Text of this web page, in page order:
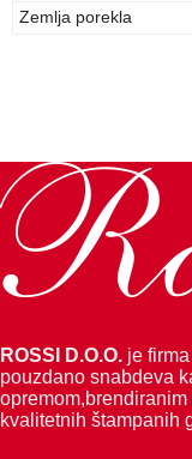
Zemlja porekla
ROSSI D.O.O. je
pouzdano snabdeva
kvalitetnih štampanih